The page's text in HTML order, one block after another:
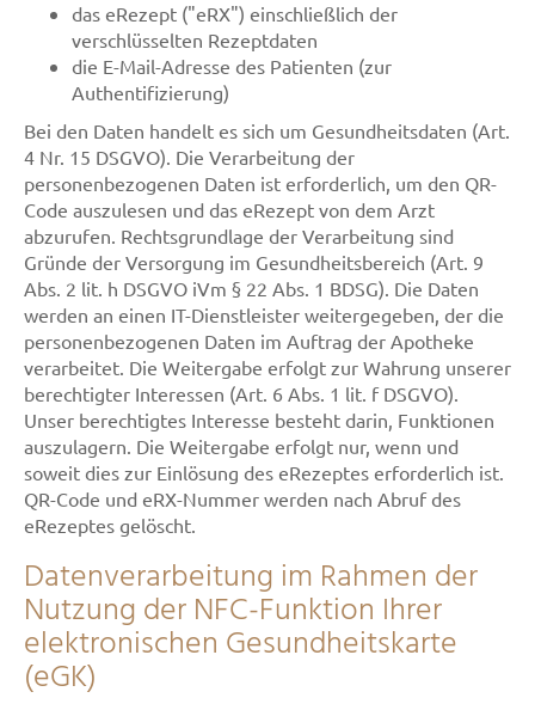
das eRezept ("eRX") einschließlich der
verschlüsselten Rezeptdaten
die E-Mail-Adresse des Patienten (zur
Authentifizierung)
Bei den Daten handelt es sich um Gesundheitsdaten (Art.
4 Nr. 15 DSGVO). Die Verarbeitung der
personenbezogenen Daten ist erforderlich, um den QR-
Code auszulesen und das eRezept von dem Arzt
abzurufen. Rechtsgrundlage der Verarbeitung sind
Gründe der Versorgung im Gesundheitsbereich (Art. 9
Abs. 2 lit. h DSGVO iVm § 22 Abs. 1 BDSG). Die Daten
werden an einen IT-Dienstleister weitergegeben, der die
personenbezogenen Daten im Auftrag der Apotheke
verarbeitet. Die Weitergabe erfolgt zur Wahrung unserer
berechtigter Interessen (Art. 6 Abs. 1 lit. f DSGVO).
Unser berechtigtes Interesse besteht darin, Funktionen
auszulagern. Die Weitergabe erfolgt nur, wenn und
soweit dies zur Einlösung des eRezeptes erforderlich ist.
QR-Code und eRX-Nummer werden nach Abruf des
eRezeptes gelöscht.
Datenverarbeitung im Rahmen der
Nutzung der NFC-Funktion Ihrer
elektronischen Gesundheitskarte
(eGK)